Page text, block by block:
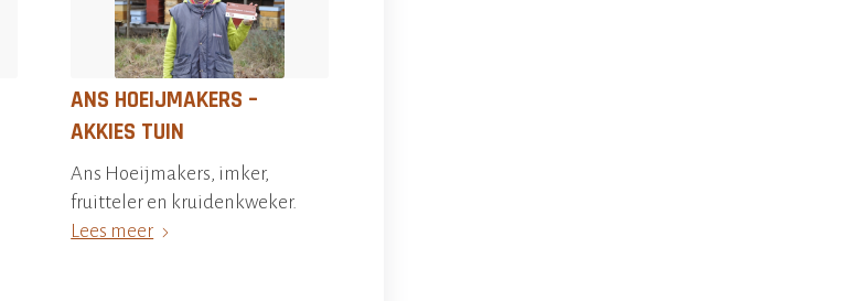
ANS HOEIJMAKERS –
AKKIES TUIN
Ans Hoeijmakers, imker,
fruitteler en kruidenkweker.
Lees meer